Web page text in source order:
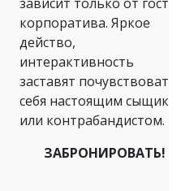
корпоратива. Яркое
действо,
интерактивность
заставят почувствовать
себя настоящим
или контрабандистом.
ЗАБРОНИРОВАТЬ!